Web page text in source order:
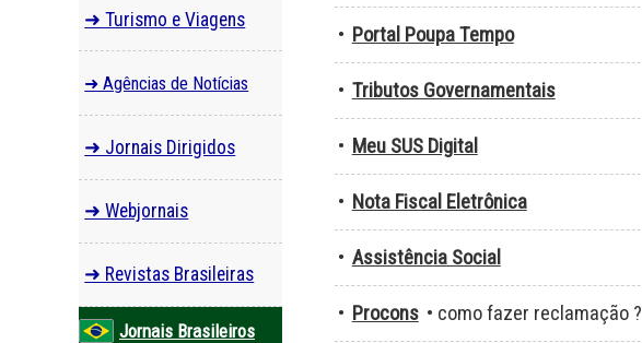
➜ Turismo e Viagens
➜ Agências de Notícias
➜ Jornais Dirigidos
➜ Webjornais
➜ Revistas Brasileiras
Jornais Brasileiros
• Portal Poupa Tempo
• Tributos Governamentais
• Meu SUS Digital
• Nota Fiscal Eletrônica
• Assistência Social
• Procons • como fazer reclamação ?